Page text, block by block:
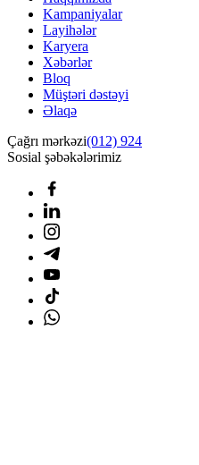
Kampaniyalar
Layihələr
Karyera
Xəbərlər
Bloq
Müştəri dəstəyi
Əlaqə
Çağrı mərkəzi(012) 924
Sosial şəbəkələrimiz